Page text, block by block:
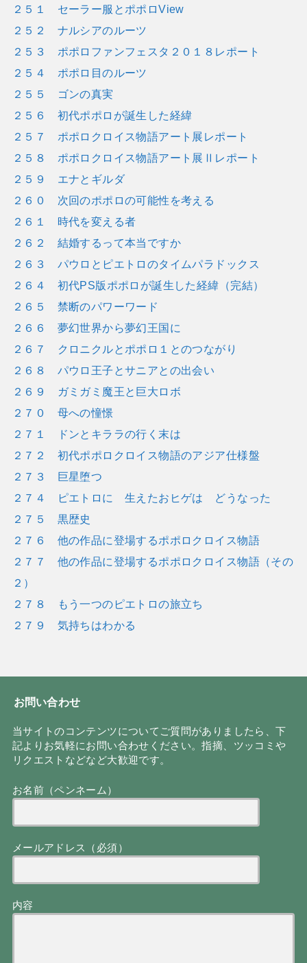
２５１ セーラー服とポポロView
２５２ ナルシアのルーツ
２５３ ポポロファンフェスタ２０１８レポート
２５４ ポポロ目のルーツ
２５５ ゴンの真実
２５６ 初代ポポロが誕生した経緯
２５７ ポポロクロイス物語アート展レポート
２５８ ポポロクロイス物語アート展Ⅱレポート
２５９ エナとギルダ
２６０ 次回のポポロの可能性を考える
２６１ 時代を変える者
２６２ 結婚するって本当ですか
２６３ パウロとピエトロのタイムパラドックス
２６４ 初代PS版ポポロが誕生した経緯（完結）
２６５ 禁断のパワーワード
２６６ 夢幻世界から夢幻王国に
２６７ クロニクルとポポロ１とのつながり
２６８ パウロ王子とサニアとの出会い
２６９ ガミガミ魔王と巨大ロボ
２７０ 母への憧憬
２７１ ドンとキララの行く末は
２７２ 初代ポポロクロイス物語のアジア仕様盤
２７３ 巨星堕つ
２７４ ピエトロに 生えたおヒゲは どうなった
２７５ 黒歴史
２７６ 他の作品に登場するポポロクロイス物語
２７７ 他の作品に登場するポポロクロイス物語（その
２）
２７８ もう一つのピエトロの旅立ち
２７９ 気持ちはわかる
お問い合わせ
当サイトのコンテンツについてご質問がありましたら、下
記よりお気軽にお問い合わせください。指摘、ツッコミや
リクエストなどなど大歓迎です。
お名前（ペンネーム）
メールアドレス（必須）
内容